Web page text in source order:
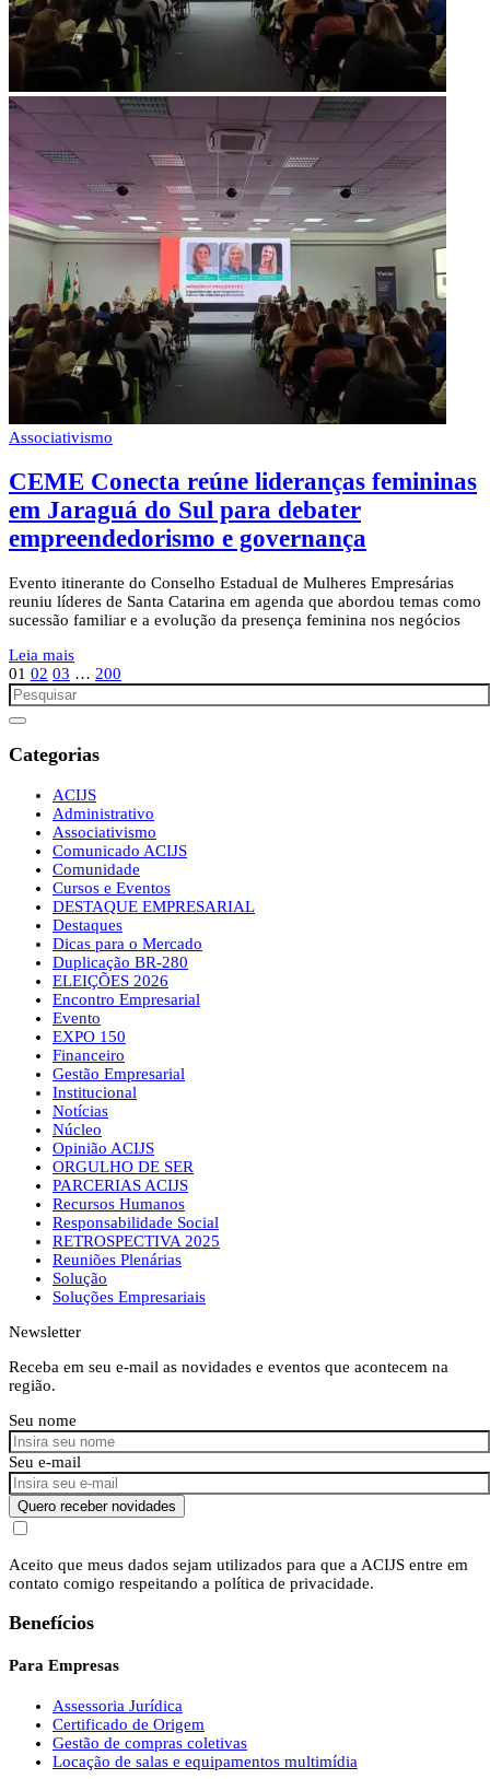
Associativismo
CEME Conecta reúne lideranças femininas
em Jaraguá do Sul para debater
empreendedorismo e governança
Evento itinerante do Conselho Estadual de Mulheres Empresárias
reuniu líderes de Santa Catarina em agenda que abordou temas como
sucessão familiar e a evolução da presença feminina nos negócios
Leia mais
01 02 03 … 200
Categorias
ACIJS
Administrativo
Associativismo
Comunicado ACIJS
Comunidade
Cursos e Eventos
DESTAQUE EMPRESARIAL
Destaques
Dicas para o Mercado
Duplicação BR-280
ELEIÇÕES 2026
Encontro Empresarial
Evento
EXPO 150
Financeiro
Gestão Empresarial
Institucional
Notícias
Núcleo
Opinião ACIJS
ORGULHO DE SER
PARCERIAS ACIJS
Recursos Humanos
Responsabilidade Social
RETROSPECTIVA 2025
Reuniões Plenárias
Solução
Soluções Empresariais
Newsletter
Receba em seu e-mail as novidades e eventos que acontecem na
região.
Seu nome
Seu e-mail
Quero receber novidades
Aceito que meus dados sejam utilizados para que a ACIJS entre em
contato comigo respeitando a política de privacidade.
Benefícios
Para Empresas
Assessoria Jurídica
Certificado de Origem
Gestão de compras coletivas
Locação de salas e equipamentos multimídia